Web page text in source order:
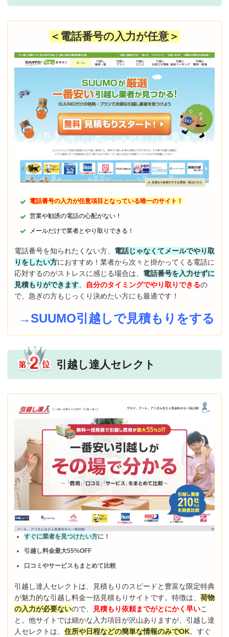
＜電話番号の入力が任意＞
電話番号の入力が任意項目となっている唯一のサイト！
営業や勧誘の電話の心配がない！
メールだけで業者とやり取りできる！
電話番号を知られたくない方、 電話じゃなくてメールでやり取
りをしたい方におすすめ！業者から次々と掛かってくる電話に
応対するのがストレスに感じる場合は、 電話番号を入力せずに
見積もりができます。 自分のタイミングでやり取りできるの
で、急ぎの方もじっくり決めたい方にも最適です！
→SUUMO引越しで見積もりをする
引越し達人セレクト
すぐに業者を見つけたい方に！
引越し料金最大55%OFF
口コミやサービスもまとめて比較
引越し達人セレクトは、見積もりのスピードと豊富な限定特典
が魅力的な引越し料金一括見積もりサイトです。特徴は、 荷物
の入力が必要ないので、 見積もり依頼までがとにかく早いこ
と。他サイトでは細かな入力項目が沢山ありますが、引越し達
人セレクトは、 住所や日程などの簡単な情報のみでOK。すぐ